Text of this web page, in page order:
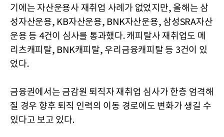
기에는 자산운용사 재취업 사례가 없었지만, 올해는 삼
성자산운용, KB자산운용, BNK자산운용, 삼성SRA자산
운용 등 4건이 심사를 통과했다. 캐피탈사 재취업도 메
리츠캐피탈, BNK캐피탈, 우리금융캐피탈 등 3건이 있
었다.
금융권에서는 금감원 퇴직자 재취업 심사가 한층 엄격해
질 경우 향후 퇴직 인력의 이동 경로에도 변화가 생길 수
있다고 보고 있다.